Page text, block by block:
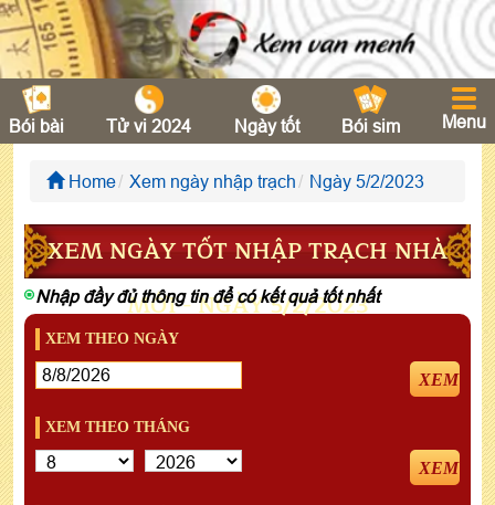
Bói bài Tử vi 2024 Ngày tốt Bói sim Menu
Home Xem ngày nhập trạch Ngày 5/2/2023
XEM NGÀY TỐT NHẬP TRẠCH NHÀ
MỚI - NGÀY 5/2/2023
Nhập đầy đủ thông tin để có kết quả tốt nhất
XEM THEO NGÀY
XEM
XEM THEO THÁNG
XEM